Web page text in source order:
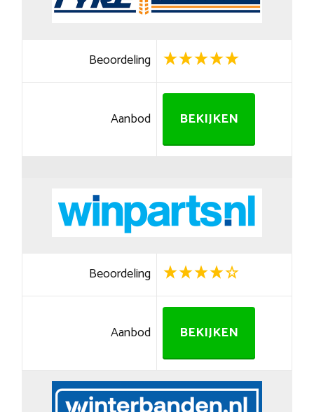
Beoordeling
Aanbod BEKIJKEN
Beoordeling
Aanbod BEKIJKEN